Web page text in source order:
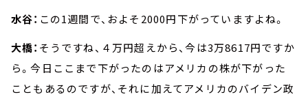
水谷： この1週間で、およそ2000円下がっていますよね。
大橋： そうですね、４万円超えから、今は3万8617円ですか
ら。今日ここまで下がったのはアメリカの株が下がった
こともあるのですが、それに加えてアメリカのバイデン政